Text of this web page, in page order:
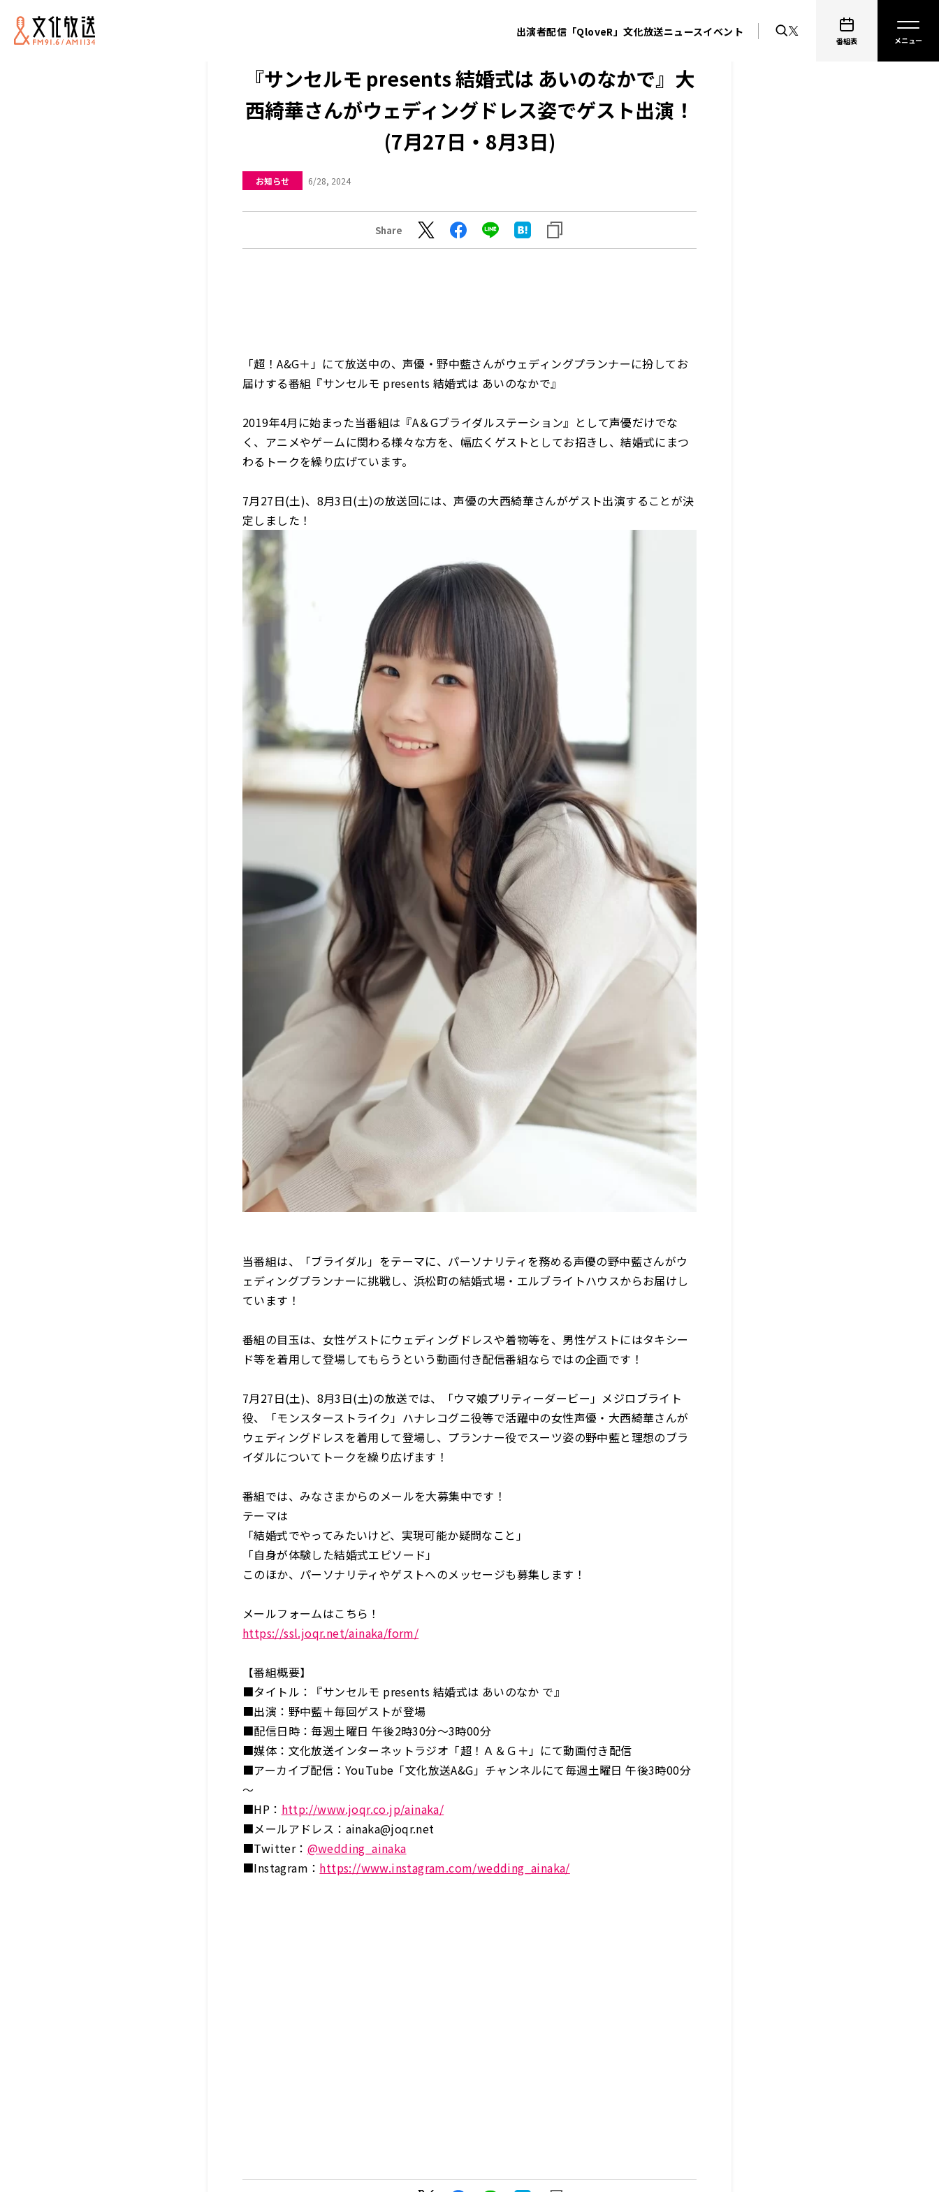
出演者配信「QloveR」文化放送ニュースイベント
番組表
『サンセルモ presents 結婚式は あいのなかで』大
西綺華さんがウェディングドレス姿でゲスト出演！
(7月27日・8月3日)
お知らせ 6/28, 2024
Share
「超！A&G＋」にて放送中の、声優・野中藍さんがウェディングプランナーに扮してお
届けする番組『サンセルモ presents 結婚式は あいのなかで』
2019年4月に始まった当番組は『A＆Gブライダルステーション』として声優だけでな
く、アニメやゲームに関わる様々な方を、幅広くゲストとしてお招きし、結婚式にまつ
わるトークを繰り広げています。
7月27日(土)、8月3日(土)の放送回には、声優の大西綺華さんがゲスト出演することが決
定しました！
当番組は、「ブライダル」をテーマに、パーソナリティを務める声優の野中藍さんがウ
ェディングプランナーに挑戦し、浜松町の結婚式場・エルブライトハウスからお届けし
ています！
番組の目玉は、女性ゲストにウェディングドレスや着物等を、男性ゲストにはタキシー
ド等を着用して登場してもらうという動画付き配信番組ならではの企画です！
7月27日(土)、8月3日(土)の放送では、「ウマ娘プリティーダービー」メジロブライト
役、「モンスターストライク」ハナレコグニ役等で活躍中の女性声優・大西綺華さんが
ウェディングドレスを着用して登場し、プランナー役でスーツ姿の野中藍と理想のブラ
イダルについてトークを繰り広げます！
番組では、みなさまからのメールを大募集中です！
テーマは
「結婚式でやってみたいけど、実現可能か疑問なこと」
「自身が体験した結婚式エピソード」
このほか、パーソナリティやゲストへのメッセージも募集します！
メールフォームはこちら！
https://ssl.joqr.net/ainaka/form/
【番組概要】
■タイトル：『サンセルモ presents 結婚式は あいのなか で』
■出演：野中藍＋毎回ゲストが登場
■配信日時：毎週土曜日 午後2時30分～3時00分
■媒体：文化放送インターネットラジオ「超！Ａ＆Ｇ＋」にて動画付き配信
■アーカイブ配信：YouTube「文化放送A&G」チャンネルにて毎週土曜日 午後3時00分
～
■HP： http://www.joqr.co.jp/ainaka/
■メールアドレス：ainaka@joqr.net
■Twitter： @wedding_ainaka
■Instagram： https://www.instagram.com/wedding_ainaka/